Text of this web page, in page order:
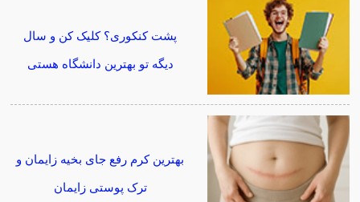
پشت کنکوری؟ کلیک کن و سال
دیگه تو بهترین دانشگاه هستی
بهترین کرم رفع جای بخیه زایمان و
ترک پوستی زایمان